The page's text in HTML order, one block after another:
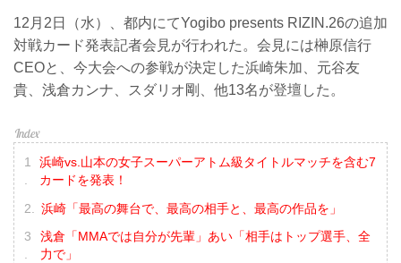
12月2日（水）、都内にてYogibo presents RIZIN.26の追加
対戦カード発表記者会見が行われた。会見には榊原信行
CEOと、今大会への参戦が決定した浜崎朱加、元谷友
貴、浅倉カンナ、スダリオ剛、他13名が登壇した。
浜崎vs.山本の女子スーパーアトム級タイトルマッチを含む7
カードを発表！
浜崎「最高の舞台で、最高の相手と、最高の作品を」
浅倉「MMAでは自分が先輩」あい「相手はトップ選手、全
力で」